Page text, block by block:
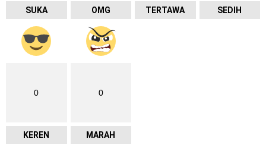
SUKA OMG TERTAWA SEDIH
0
KEREN
0
MARAH